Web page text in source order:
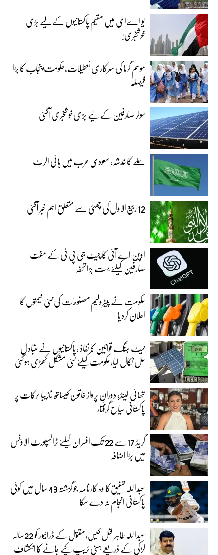
یو اے ای میں مقیم پاکستانیوں کے لیے بڑی
خوشخبری!
موسم گرما کی سرکاری تعطیلات،حکومت پنجاب کا بڑا
فیصلہ
سولر صارفین کے لیے بڑی خوشخبری آگئی
حملے کا خدشہ، سعودی عرب میں ہائی الرٹ
12 ربیع الاول کی چھٹی سے متعلق اہم خبر آگئی
اوپن اے آئی کا چیٹ جی پی ٹی کے مفت
صارفین کیلئے بہت بڑا تحفہ
حکومت نے پیٹرولیم مصنوعات کی نئی قیمتوں کا
اعلان کردیا
نیٹ بلنگ قوانین کا نفاذ ،پاکستانیوں نے متبادل
حل نکال لیا،حکومت کیلئے نئی مشکل کھڑی ہوگئی
تھائی لینڈ؛ دورانِ پرواز خاتون کیساتھ نازیبا حرکات پر
پاکستانی سیاح گرفتار
گریڈ 17 سے 22 تک افسران کیلئے ٹرانسپورٹ الاؤنس
میں بڑا اضافہ
عبداللہ شفیق کا وہ کارنامہ جو گزشتہ 49 سال میں کوئی
پاکستانی انجام نہ دے سکا
عبداللہ طاہر قتل کیس،مقتول کے ڈرائیور کو 22سالہ
لڑکی کے ذریعے ہنی ٹریپ کیے جانے کا انکشاف